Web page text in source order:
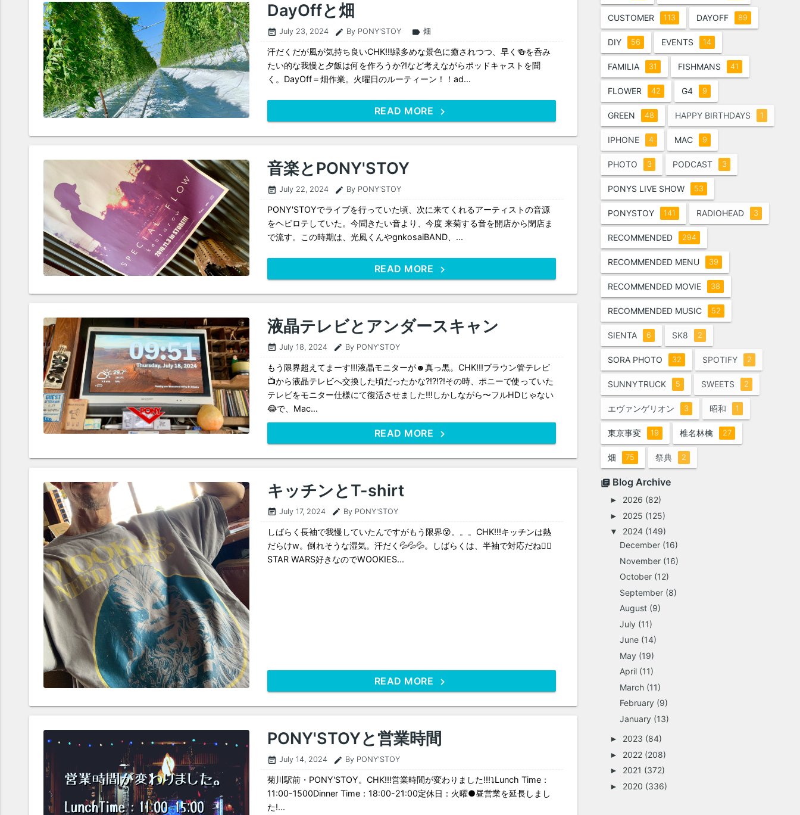
DayOffと畑
event_note July 23, 2024 edit By PONY'STOY label 畑
汗だくだが風が気持ち良いCHK!!!緑多めな景色に癒されつつ、早く🍻を呑み
たい的な我慢と夕飯は何を作ろうか?!など考えながらポッドキャストを聞
く。DayOff＝畑作業。火曜日のルーティーン！！ad...
READ MORE
音楽とPONY'STOY
event_note July 22, 2024 edit By PONY'STOY
PONY'STOYでライブを行っていた頃、次に来てくれるアーティストの音源
をヘビロテしていた。今聞きたい音より、今度 来菊する音を開店から閉店ま
で流す。この時期は、光風くんやgnkosaiBAND、...
READ MORE
液晶テレビとアンダースキャン
event_note July 18, 2024 edit By PONY'STOY
もう限界超えてまーす!!!液晶モニターが☻真っ黒。CHK!!!ブラウン管テレビ
📺から液晶テレビへ交換した頃だったかな?!?!?!その時、ポニーで使っていた
テレビをモニター仕様にて復活させました!!!しかしながら〜フルHDじゃない
😂で、Mac...
READ MORE
キッチンとT-shirt
event_note July 17, 2024 edit By PONY'STOY
しばらく長袖で我慢していたんですがもう限界😵。。。CHK!!!キッチンは熱
だらけw。倒れそうな湿気。汗だく💦💦💦。しばらくは、半袖で対応だね👍🏼
STAR WARS好きなのでWOOKIES...
READ MORE
PONY'STOYと営業時間
event_note July 14, 2024 edit By PONY'STOY
菊川駅前・PONY'STOY。CHK!!!営業時間が変わりました!!!⤵︎Lunch Time：
11:00-1500Dinner Time：18:00-21:00定休日：火曜●昼営業を延長しまし
た!...
CUSTOMER 113 DAYOFF 89
DIY 56 EVENTS 14
FAMILIA 31 FISHMANS 41
FLOWER 42 G4 9
GREEN 48 HAPPY BIRTHDAYS 1
IPHONE 4 MAC 9
PHOTO 3 PODCAST 3
PONYS LIVE SHOW 53
PONYSTOY 141 RADIOHEAD 3
RECOMMENDED 294
RECOMMENDED MENU 39
RECOMMENDED MOVIE 38
RECOMMENDED MUSIC 52
SIENTA 6 SK8 2
SORA PHOTO 32 SPOTIFY 2
SUNNYTRUCK 5 SWEETS 2
エヴァンゲリオン 3 昭和 1
東京事変 19 椎名林檎 27
畑 75 祭典 2
Blog Archive
► 2026 (82)
► 2025 (125)
▼ 2024 (149)
December (16)
November (16)
October (12)
September (8)
August (9)
July (11)
June (14)
May (19)
April (11)
March (11)
February (9)
January (13)
► 2023 (84)
► 2022 (208)
► 2021 (372)
► 2020 (336)